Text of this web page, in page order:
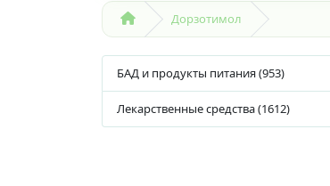
Дорзотимол
БАД и продукты питания (953)
Лекарственные средства (1612)